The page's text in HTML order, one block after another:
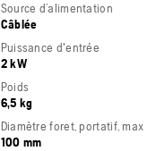
Source d’alimentation
Câblée
Puissance d'entrée
2 kW
Poids
6,5 kg
Diamètre foret, portatif, max
100 mm